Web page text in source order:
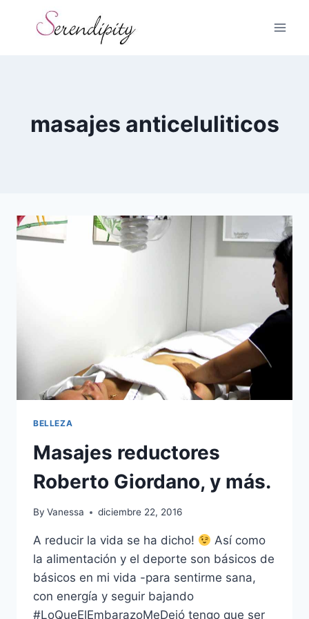
masajes anticeluliticos
BELLEZA
Masajes reductores
Roberto Giordano, y más.
By Vanessa diciembre 22, 2016
A reducir la vida se ha dicho!
Así como
la alimentación y el deporte son básicos de
básicos en mi vida -para sentirme sana,
con energía y seguir bajando
#LoQueElEmbarazoMeDejó tengo que ser